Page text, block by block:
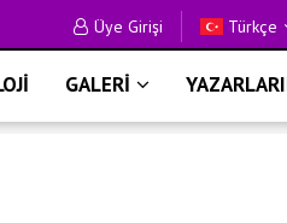
Üye Girişi Türkçe
GALERİ